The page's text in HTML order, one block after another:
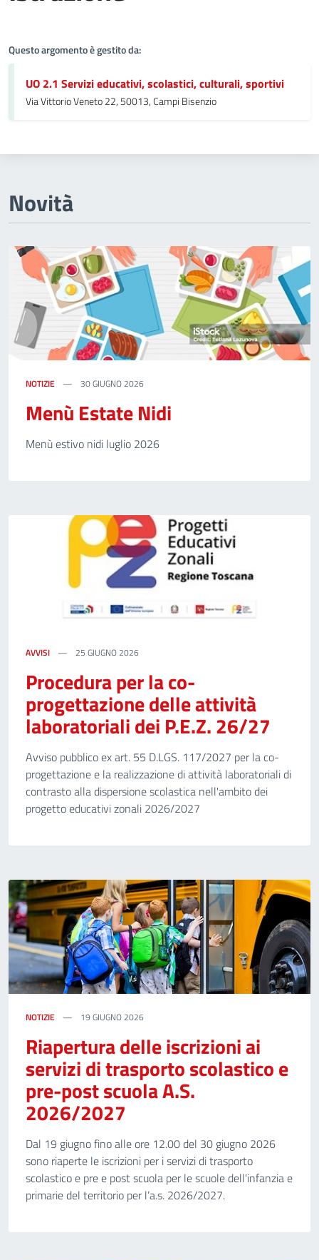
Questo argomento è gestito da:
UO 2.1 Servizi educativi, scolastici, culturali, sportivi
Via Vittorio Veneto 22, 50013, Campi Bisenzio
Novità
NOTIZIE 30 GIUGNO 2026
Menù Estate Nidi
Menù estivo nidi luglio 2026
AVVISI 25 GIUGNO 2026
Procedura per la co-
progettazione delle attività
laboratoriali dei P.E.Z. 26/27
Avviso pubblico ex art. 55 D.LGS. 117/2027 per la co-
progettazione e la realizzazione di attività laboratoriali di
contrasto alla dispersione scolastica nell'ambito dei
progetto educativi zonali 2026/2027
NOTIZIE 19 GIUGNO 2026
Riapertura delle iscrizioni ai
servizi di trasporto scolastico e
pre-post scuola A.S.
2026/2027
Dal 19 giugno fino alle ore 12.00 del 30 giugno 2026
sono riaperte le iscrizioni per i servizi di trasporto
scolastico e pre e post scuola per le scuole dell'infanzia e
primarie del territorio per l’a.s. 2026/2027.